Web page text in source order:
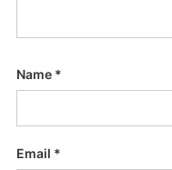
Name *
Email *